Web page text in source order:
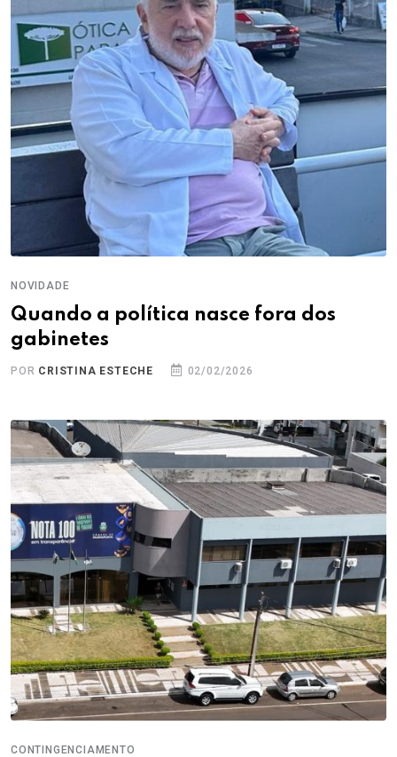
NOVIDADE
Quando a política nasce fora dos
gabinetes
POR CRISTINA ESTECHE 02/02/2026
CONTINGENCIAMENTO